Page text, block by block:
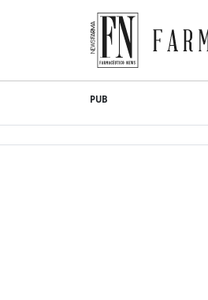
content
Farmacêutico News
PUB